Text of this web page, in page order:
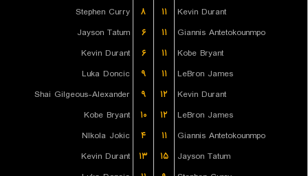
Stephen Curry
۸ ۱۱
Kevin Durant
Jayson Tatum
۶ ۱۱
Giannis Antetokounmpo
Kevin Durant
۶ ۱۱
Kobe Bryant
Luka Doncic
۹ ۱۱
LeBron James
Shai Gilgeous-Alexander
۹ ۱۲
Kevin Durant
Kobe Bryant
۱۰ ۱۲
LeBron James
NIkola Jokic
۴ ۱۱
Giannis Antetokounmpo
Kevin Durant
۱۳ ۱۵
Jayson Tatum